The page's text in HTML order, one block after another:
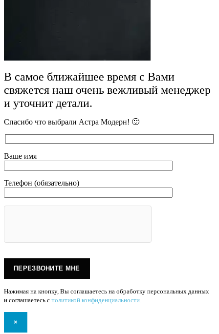
В самое ближайшее время с Вами
свяжется наш очень вежливый менеджер
и уточнит детали.
Спасибо что выбрали Астра Модерн! 🙂
Ваше имя
Телефон (обязательно)
Нажимая на кнопку, Вы соглашаетесь на обработку персональных данных
и соглашаетесь с политикой конфиденциальности.
×